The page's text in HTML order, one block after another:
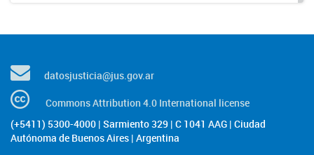
datosjusticia@jus.gov.ar
Commons Attribution 4.0 International license
(+5411) 5300-4000 | Sarmiento 329 | C 1041 AAG | Ciudad
Autónoma de Buenos Aires | Argentina